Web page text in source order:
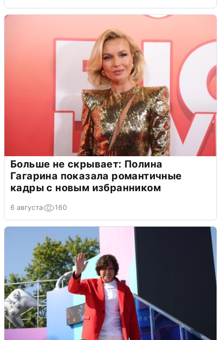
Больше не скрывает: Полина
Гагарина показала романтичные
кадры с новым избранником
6 августа 160